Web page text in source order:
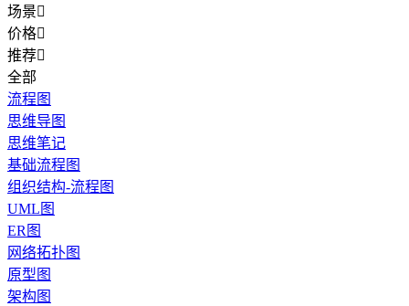
场景
价格
推荐
全部
流程图
思维导图
思维笔记
基础流程图
组织结构-流程图
UML图
ER图
网络拓扑图
原型图
架构图